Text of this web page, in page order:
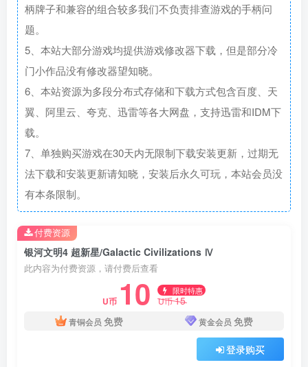
柄牌子和兼容的组合较多我们不负责排查游戏的手柄问
题。
5、本站大部分游戏均提供游戏修改器下载，但是部分冷
门小作品没有修改器望知晓。
6、本站资源为多段分布式存储和下载方式包含百度、天
翼、阿里云、夸克、迅雷等各大网盘，支持迅雷和IDM下
载。
7、单独购买游戏在30天内无限制下载安装更新，过期无
法下载和安装更新请知晓，安装后永久可玩，本站会员没
有本条限制。
银河文明4 超新星/Galactic Civilizations Ⅳ
此内容为付费资源，请付费后查看
U币 10 限时特惠
U币15
青铜会员 免费 黄金会员 免费
登录购买
付费资源